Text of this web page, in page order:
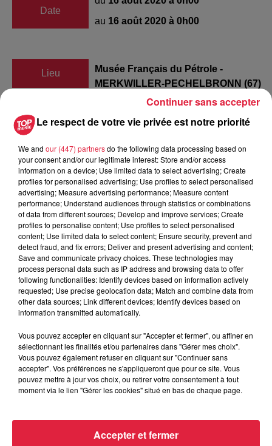
Date
au 16 août 2020 à 0h00
Lieu
Musée Français du Pétrole -
MERKWILLER-PECHELBRONN (67)
Organisateur
Pascale ROLL-SCHNEIDER
0388809108
musee.petrole@musees-vosges-
nord.org
http://www.musee-du-petrole.com/
Tarif Gratuit
Découvrez le paysage et le passé du Pays de Pechelbronn
autrement ! L'épopée de l'or noir nord-alsacien débute avec
une remontée naturelle de brut en pleine nature...Partez
avec le guide à la rencontre de ce produit si singulier qui
surgit au détour d'un chemin de forêt des alentours.
Découvrez ainsi toute l'histoire de l'exploitation de cette
roche liquide d'origine naturelle. Intervenant un guide du
partir du musée) Contact Musée Français du Pétrole 4 rue
de l'École 67250 Merkwiller-Pechelbronn 03 88 80 91 08
Le respect de votre vie privée est notre priorité
We and our (447) partnersdo the following data processing based on
your consent and/or our legitimate interest: Store and/or access
information on a device; Use limited data to select advertising; Create
profiles for personalised advertising; Use profiles to select personalised
advertising; Measure advertising performance; Measure content
performance; Understand audiences through statistics or combinations
of data from different sources; Develop and improve services; Create
profiles to personalise content; Use profiles to select personalised
content; Use limited data to select content; Ensure security, prevent and
detect fraud, and fix errors; Deliver and present advertising and content;
Save and communicate privacy choices. These technologies may
process personal data such as IP address and browsing data to offer
following functionalities: Identify devices based on information actively
requested; Use precise geolocation data; Match and combine data from
other data sources; Link different devices; Identify devices based on
information transmitted automatically.
Vous pouvez accepter en cliquant sur "Accepter et fermer", ou affiner en
sélectionnant les finalités et/ou partenaires dans "Gérer mes choix".
Vous pouvez également refuser en cliquant sur "Continuer sans
accepter". Vos préférences ne s'appliqueront que pour ce site. Vous
pouvez mettre à jour vos choix, ou retirer votre consentement à tout
moment via le lien "Gérer les cookies" situé en bas de chaque page.
Accepter et fermer
Continuer sans accepter